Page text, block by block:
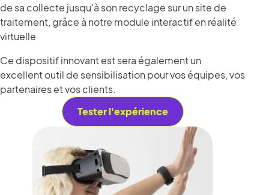
de sa collecte jusqu’à son recyclage sur un site de
traitement, grâce à notre module interactif en réalité
virtuelle
Ce dispositif innovant est sera également un
excellent outil de sensibilisation pour vos équipes, vos
partenaires et vos clients.
Tester l'expérience